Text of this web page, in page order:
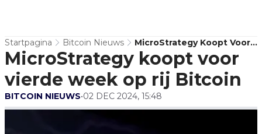
Startpagina Bitcoin Nieuws
MicroStrategy Koopt Voor
Vierde Week Op Rij Bitcoin
MicroStrategy koopt voor
vierde week op rij Bitcoin
BITCOIN NIEUWS•02 DEC 2024, 15:48